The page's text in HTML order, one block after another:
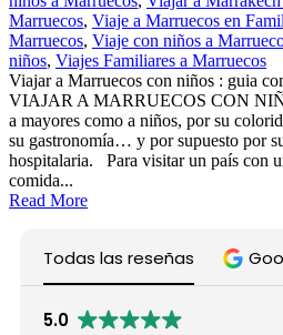
Marruecos, Viaje a Marruecos en
Marruecos, Viaje con niños a
niños, Viajes Familiares a Marruecos
Viajar a Marruecos con niños : guia
VIAJAR A MARRUECOS CON
a mayores como a niños, por su
su gastronomía… y por supuesto por
hospitalaria. Para visitar un país con
comida...
Read More
Todas las reseñas
5.0